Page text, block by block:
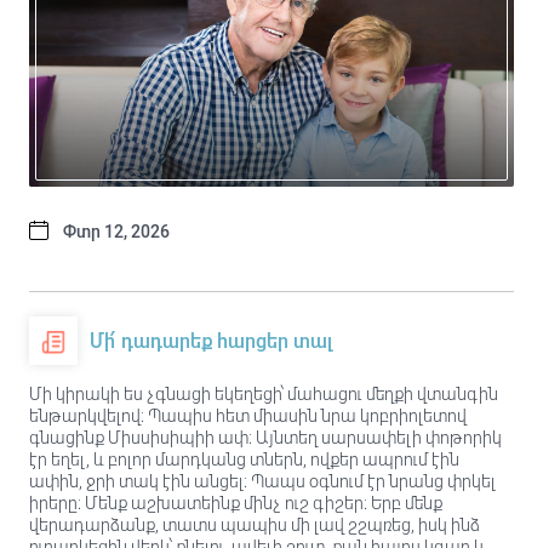
Փտր 12, 2026
Մի՛ դադարեք հարցեր տալ
Մի կիրակի ես չգնացի եկեղեցի՝ մահացու մեղքի վտանգին
ենթարկվելով։ Պապիս հետ միասին նրա կոբրիոլետով
գնացինք Միսսիսիպիի ափ։ Այնտեղ սարսափելի փոթորիկ
էր եղել, և բոլոր մարդկանց տներն, ովքեր ապրում էին
ափին, ջրի տակ էին անցել։ Պապս օգնում էր նրանց փրկել
իրերը։ Մենք աշխատեինք մինչ ուշ գիշեր։ Երբ մենք
վերադարձանք, տատս պապիս մի լավ շշպռեց, իսկ ինձ